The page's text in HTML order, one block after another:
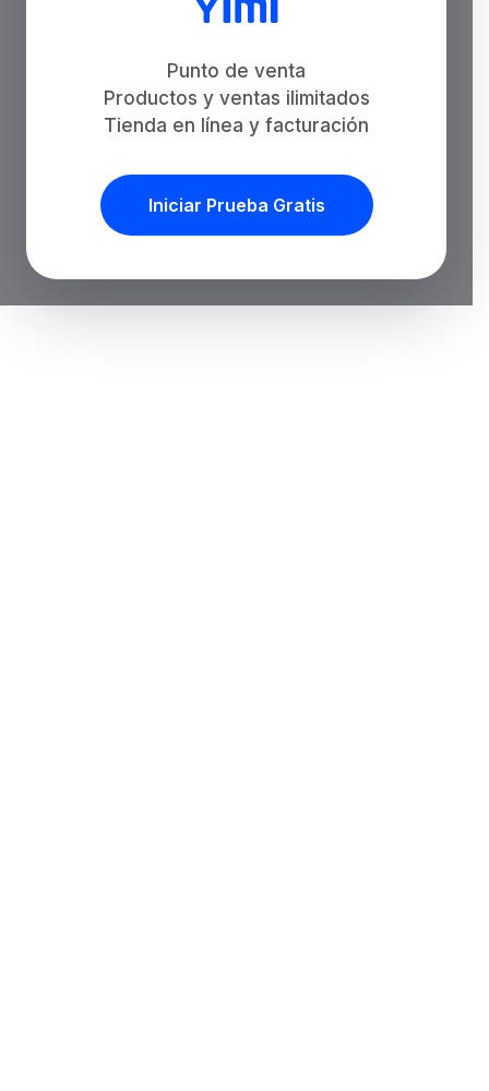
Punto de venta
Productos y ventas ilimitados
Tienda en línea y facturación
Iniciar Prueba Gratis